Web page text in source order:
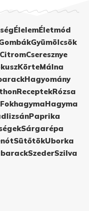
ÉlelemÉletmód
Gyümölcsök
CitromCseresznye
KörteMálna
Hagyomány
ReceptekRózsa
FokhagymaHagyma
Paprika
Sárgarépa
SütőtökUborka
SzederSzilva